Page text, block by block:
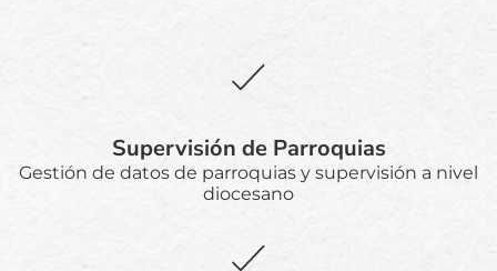
Supervisión de Parroquias
Gestión de datos de parroquias y supervisión a nivel
diocesano